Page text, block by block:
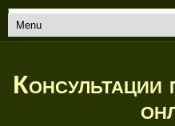
Консультации